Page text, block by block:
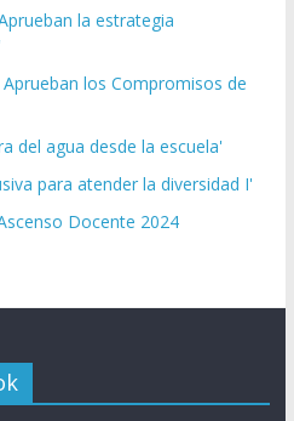
la estrategia
los Compromisos de
del agua desde la escuela'
para atender la diversidad I'
Docente 2024